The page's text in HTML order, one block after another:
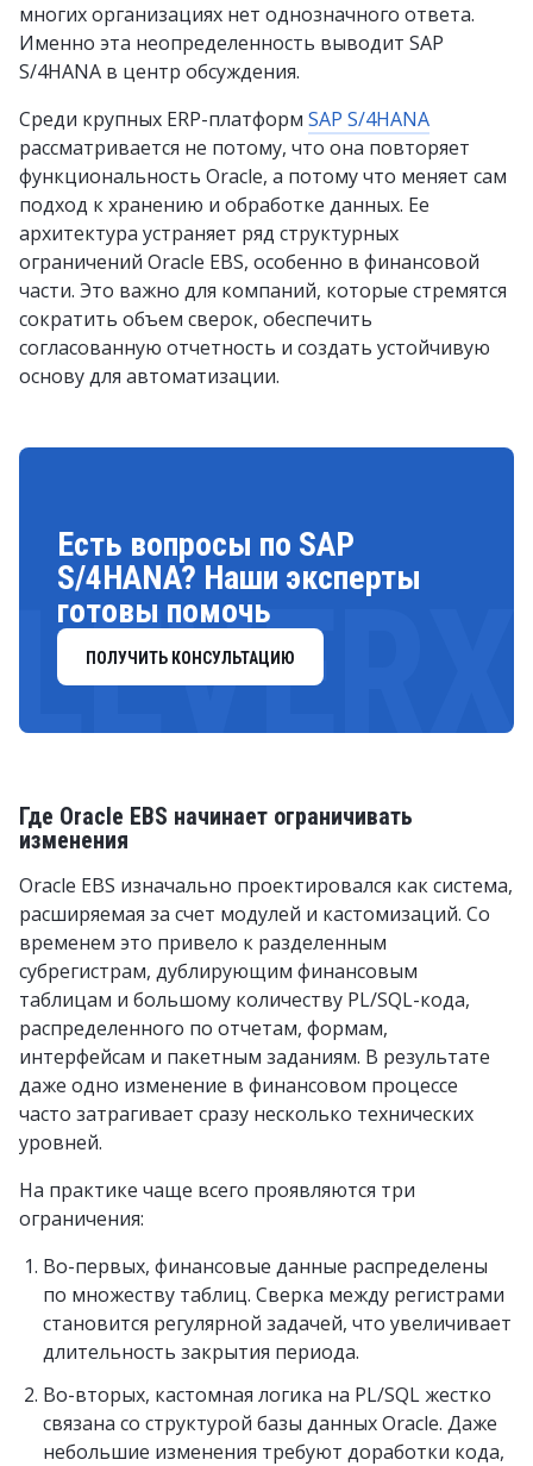
многих организациях нет однозначного ответа.
Именно эта неопределенность выводит SAP
S/4HANA в центр обсуждения.
Среди крупных ERP-платформ SAP S/4HANA
рассматривается не потому, что она повторяет
функциональность Oracle, а потому что меняет сам
подход к хранению и обработке данных. Ее
архитектура устраняет ряд структурных
ограничений Oracle EBS, особенно в финансовой
части. Это важно для компаний, которые стремятся
сократить объем сверок, обеспечить
согласованную отчетность и создать устойчивую
основу для автоматизации.
LEVERX
Есть вопросы по SAP
S/4HANA? Наши эксперты
готовы помочь
ПОЛУЧИТЬ КОНСУЛЬТАЦИЮ
Где Oracle EBS начинает ограничивать
изменения
Oracle EBS изначально проектировался как система,
расширяемая за счет модулей и кастомизаций. Со
временем это привело к разделенным
субрегистрам, дублирующим финансовым
таблицам и большому количеству PL/SQL-кода,
распределенного по отчетам, формам,
интерфейсам и пакетным заданиям. В результате
даже одно изменение в финансовом процессе
часто затрагивает сразу несколько технических
уровней.
На практике чаще всего проявляются три
ограничения:
Во-первых, финансовые данные распределены
по множеству таблиц. Сверка между регистрами
становится регулярной задачей, что увеличивает
длительность закрытия периода.
Во-вторых, кастомная логика на PL/SQL жестко
связана со структурой базы данных Oracle. Даже
небольшие изменения требуют доработки кода,